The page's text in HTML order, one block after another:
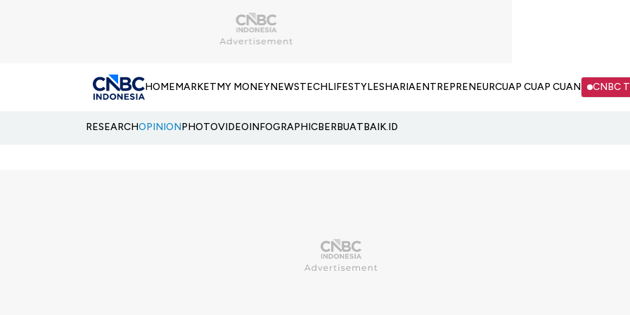
HOMEMARKETMY MONEYNEWSTECHLIFESTYLESHARIAENTREPRENEURCUAP CUAP CUAN CNBC
RESEARCHOPINIONPHOTOVIDEOINFOGRAPHICBERBUATBAIK.ID